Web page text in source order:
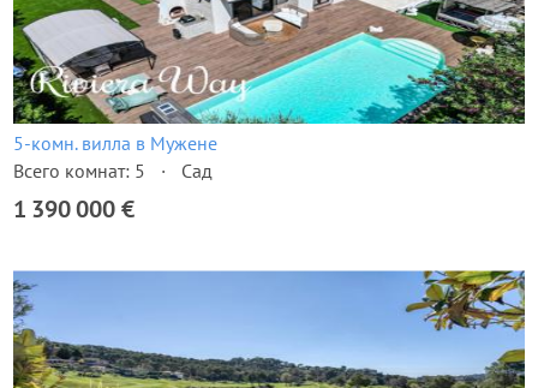
5-комн. вилла в Мужене
Всего комнат: 5
Сад
1 390 000 €